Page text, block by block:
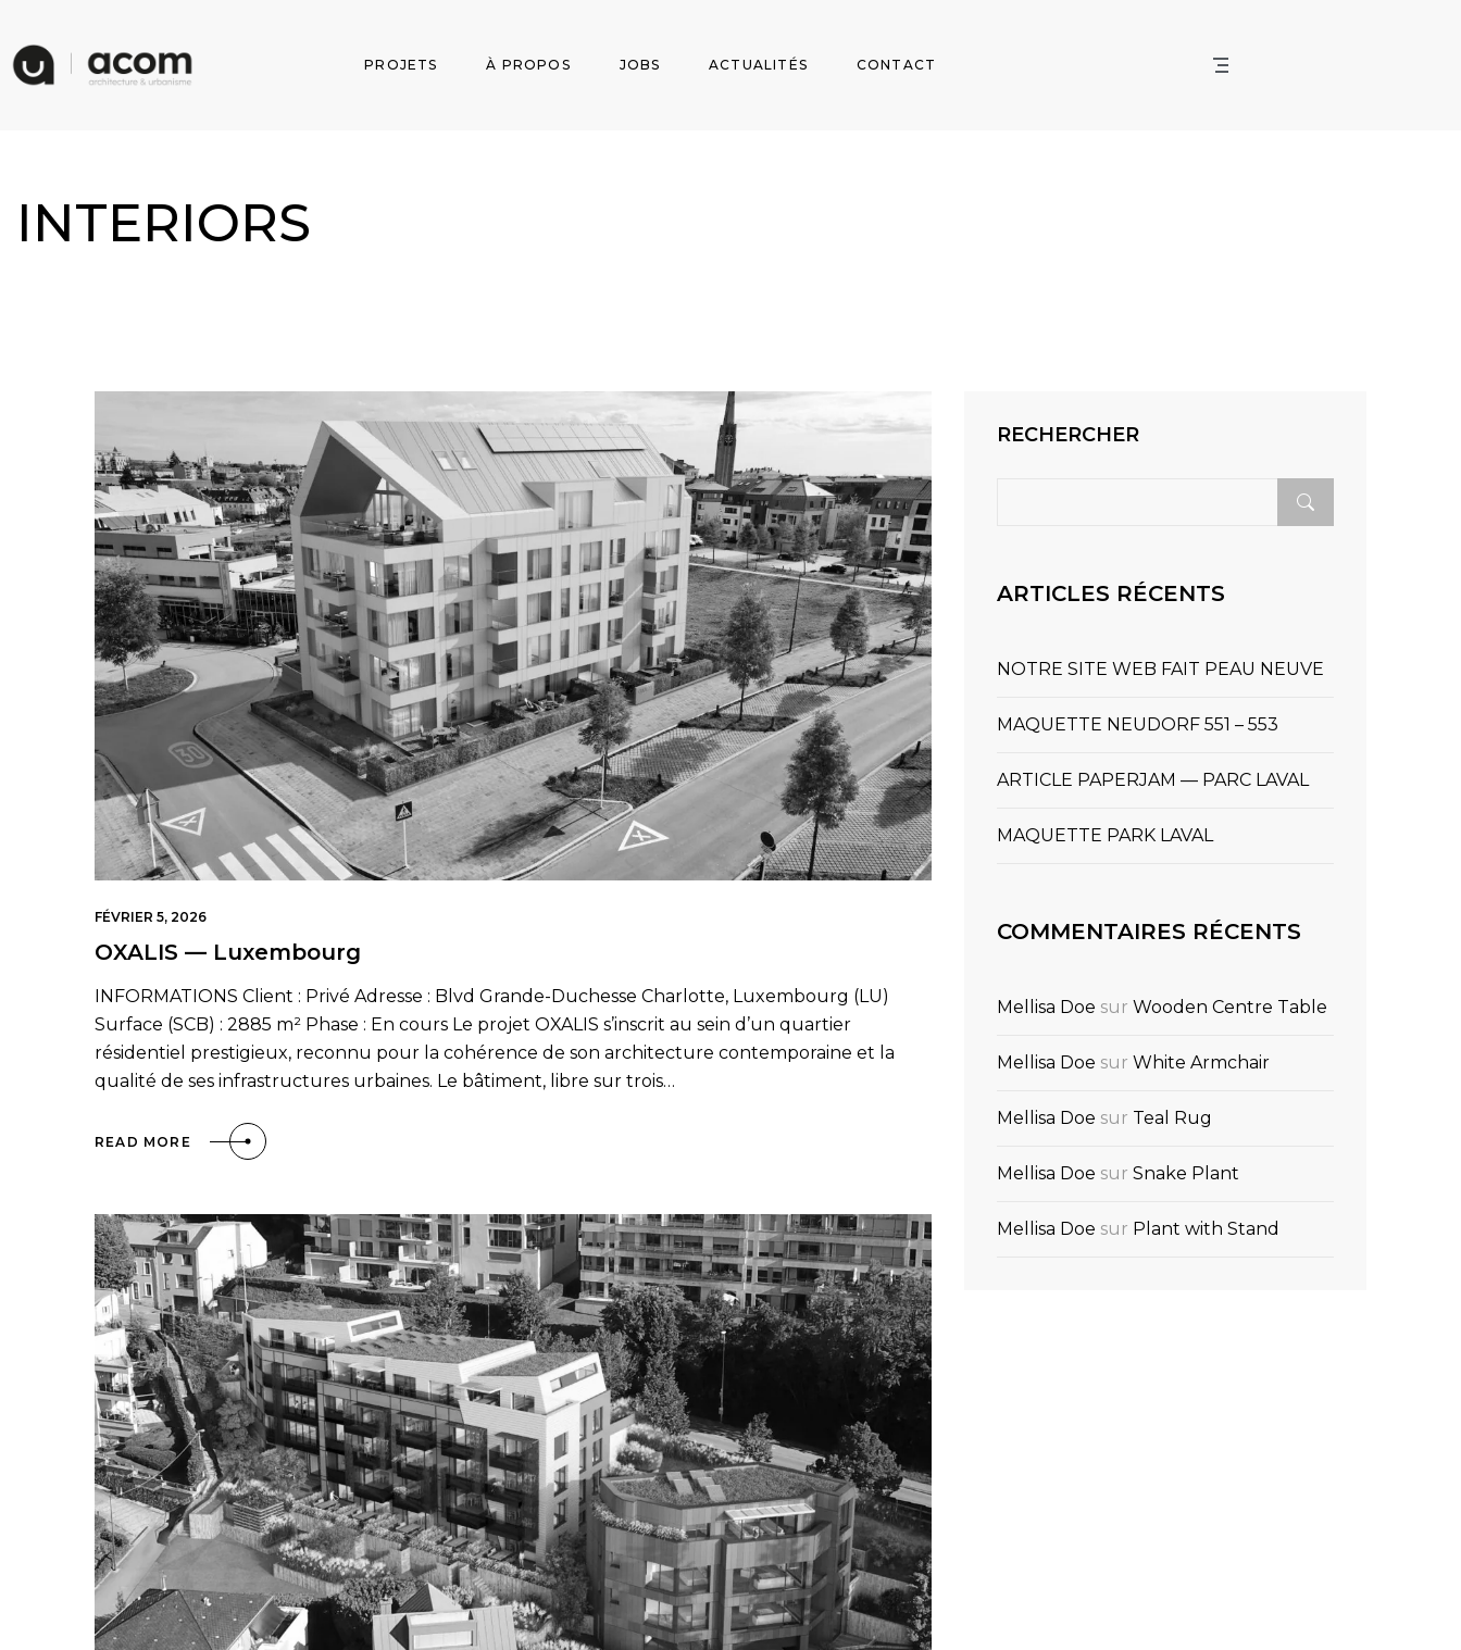
PROJETS À PROPOS JOBS ACTUALITÉS CONTACT
INTERIORS
FÉVRIER 5, 2026
OXALIS — Luxembourg
INFORMATIONS Client : Privé Adresse : Blvd Grande-Duchesse Charlotte, Luxembourg (LU)
Surface (SCB) : 2885 m² Phase : En cours Le projet OXALIS s’inscrit au sein d’un quartier
résidentiel prestigieux, reconnu pour la cohérence de son architecture contemporaine et la
qualité de ses infrastructures urbaines. Le bâtiment, libre sur trois…
READ MORE
RECHERCHER
ARTICLES RÉCENTS
NOTRE SITE WEB FAIT PEAU NEUVE
MAQUETTE NEUDORF 551 – 553
ARTICLE PAPERJAM — PARC LAVAL
MAQUETTE PARK LAVAL
COMMENTAIRES RÉCENTS
Mellisa Doe sur Wooden Centre Table
Mellisa Doe sur White Armchair
Mellisa Doe sur Teal Rug
Mellisa Doe sur Snake Plant
Mellisa Doe sur Plant with Stand